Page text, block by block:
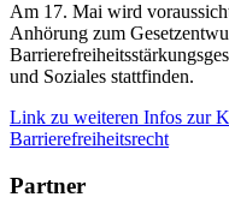
Am 17. Mai wird
Anhörung zum
und Soziales stattfinden.
Link zu weiteren Infos zur
Barrierefreiheitsrecht
Partner